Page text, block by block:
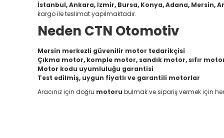
İstanbul, Ankara, İzmir, Bursa, Konya, Adana, Mersin,
kargo ile teslimat yapılmaktadır.
Neden CTN Otomotiv
Mersin merkezli güvenilir motor tedarikçisi
Çıkma motor, komple motor, sandık motor, sıfır
Motor kodu uyumluluğu garantisi
Test edilmiş, uygun fiyatlı ve garantili motorlar
Aracınız için doğru motoru bulmak ve sipariş vermek için